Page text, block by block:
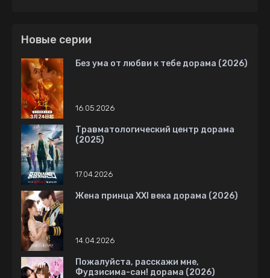
Новые серии
Без ума от любви к тебе дорама (2026)
16.05.2026
Травматологический центр дорама
(2025)
17.04.2026
Жена принца XXI века дорама (2026)
14.04.2026
Пожалуйста, расскажи мне,
Фудзисима-сан! дорама (2026)